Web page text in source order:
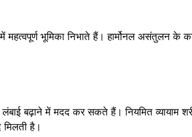
में महत्वपूर्ण भूमिका निभाते हैं। हार्मोनल असंतुलन के
बढ़ाने में मदद कर सकते हैं। नियमित व्यायाम
मिलती है।